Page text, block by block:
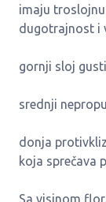
imaju
dugotrajnost i
gornji sloj
srednji
donja
koja sprečava
Sa visinom